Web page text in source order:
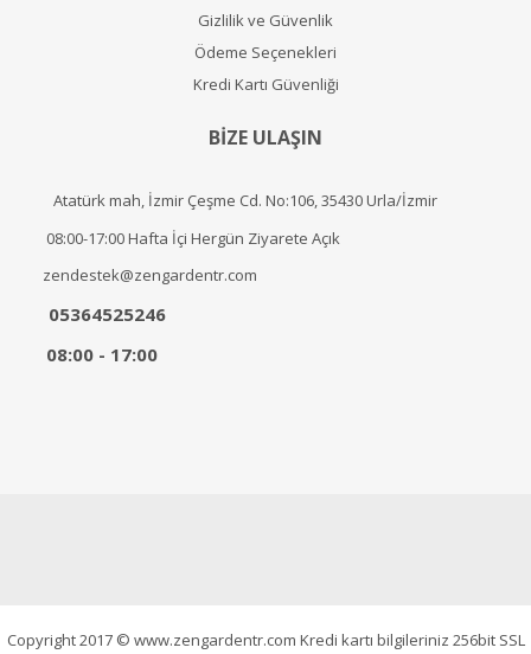
Gizlilik ve Güvenlik
Ödeme Seçenekleri
Kredi Kartı Güvenliği
BİZE ULAŞIN
Atatürk mah, İzmir Çeşme Cd. No:106, 35430 Urla/İzmir
08:00-17:00 Hafta İçi Hergün Ziyarete Açık
zendestek@zengardentr.com
05364525246
08:00 - 17:00
Copyright 2017 © www.zengardentr.com Kredi kartı bilgileriniz 256bit SSL